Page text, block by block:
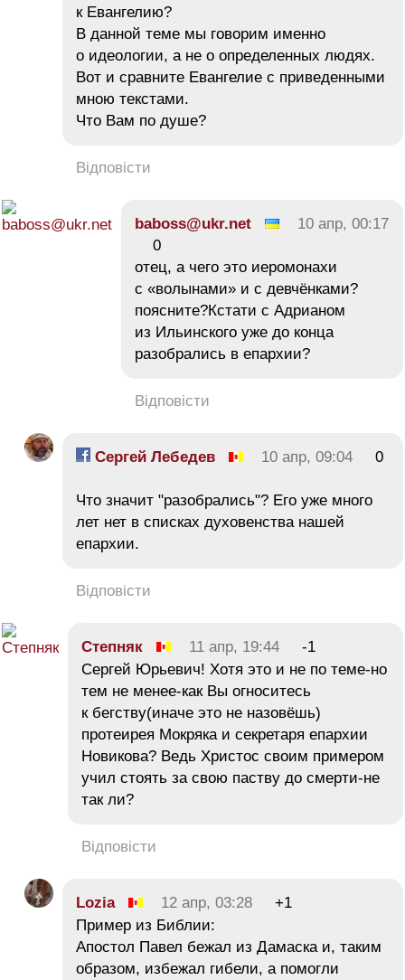
к Евангелию?
В данной теме мы говорим именно
о идеологии, а не о определенных людях.
Вот и сравните Евангелие с приведенными
мною текстами.
Что Вам по душе?
Відповісти
baboss@ukr.net
10 апр, 00:17
0
отец, а чего это иеромонахи
с «волынами» и с девчёнками?
поясните?Кстати с Адрианом
из Ильинского уже до конца
разобрались в епархии?
Відповісти
Сергей Лебедев 10 апр, 09:04 0
Что значит "разобрались"? Его уже много
лет нет в списках духовенства нашей
епархии.
Відповісти
Cтепняк 11 апр, 19:44
-1
Сергей Юрьевич! Хотя это и не по теме-но
тем не менее-как Вы огноситесь
к бегству(иначе это не назовёшь)
протеирея Мокряка и секретаря епархии
Новикова? Ведь Христос своим примером
учил стоять за свою паству до смерти-не
так ли?
Відповісти
Lozia 12 апр, 03:28
+1
Пример из Библии:
Апостол Павел бежал из Дамаска и, таким
образом, избежал гибели, а помогли